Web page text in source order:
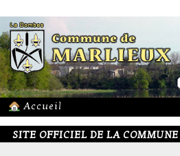
SITE OFFICIEL DE LA